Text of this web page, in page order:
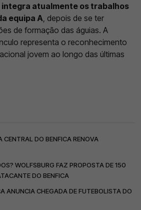
integra atualmente os trabalhos
equipa A , depois de se ter
de formação das águias. A
representa o reconhecimento
jovem ao longo das últimas
CENTRAL DO BENFICA RENOVA
WOLFSBURG FAZ PROPOSTA DE 150
DO BENFICA
ANUNCIA CHEGADA DE FUTEBOLISTA DO